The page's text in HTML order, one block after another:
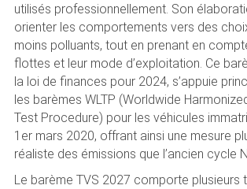
utilisés professionnellement. Son
orienter les comportements vers des
moins polluants, tout en prenant en
flottes et leur mode d’exploitation. Ce
la loi de finances pour 2024, s’appuie
les barèmes WLTP (Worldwide
Test Procedure) pour les véhicules
1er mars 2020, offrant ainsi une mesure
réaliste des émissions que l’ancien cycle
Le barème TVS 2027 comporte plusieurs